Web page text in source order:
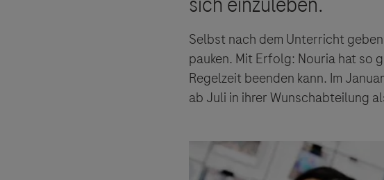
Selbst nach dem Unterricht
pauken. Mit Erfolg: Nouria hat so
Regelzeit beenden kann. Im
ab Juli in ihrer Wunschabteilung